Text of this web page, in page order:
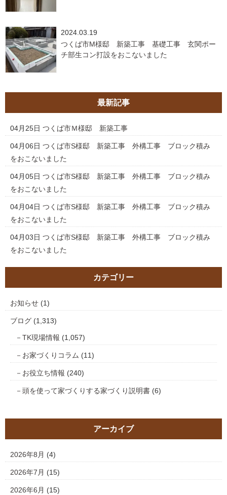
2024.03.19
つくば市M様邸 新築工事 基礎工事 玄関ポー
チ部生コン打設をおこないました
最新記事
04月25日 つくば市Ｍ様邸 新築工事
04月06日 つくば市S様邸 新築工事 外構工事 ブロック積み
をおこないました
04月05日 つくば市S様邸 新築工事 外構工事 ブロック積み
をおこないました
04月04日 つくば市S様邸 新築工事 外構工事 ブロック積み
をおこないました
04月03日 つくば市S様邸 新築工事 外構工事 ブロック積み
をおこないました
カテゴリー
お知らせ (1)
ブログ (1,313)
TK現場情報 (1,057)
お家づくりコラム (11)
お役立ち情報 (240)
頭を使って家づくりする家づくり説明書 (6)
アーカイブ
2026年8月 (4)
2026年7月 (15)
2026年6月 (15)